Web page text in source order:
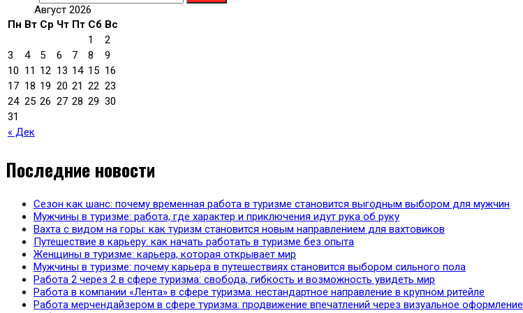
Август 2026
Пн Вт Ср Чт Пт Сб Вс
« Дек
1
2
3
4 5 6 7 8
9
10 11 12 13 14 15 16
17 18 19 20 21 22 23
24 25 26 27 28 29 30
31
Последние новости
Сезон как шанс: почему временная работа в туризме становится выгодным выбором для мужчин
Мужчины в туризме: работа, где характер и приключения идут рука об руку
Вахта с видом на горы: как туризм становится новым направлением для вахтовиков
Путешествие в карьеру: как начать работать в туризме без опыта
Женщины в туризме: карьера, которая открывает мир
Мужчины в туризме: почему карьера в путешествиях становится выбором сильного пола
Работа 2 через 2 в сфере туризма: свобода, гибкость и возможность увидеть мир
Работа в компании «Лента» в сфере туризма: нестандартное направление в крупном ритейле
Работа мерчендайзером в сфере туризма: продвижение впечатлений через визуальное оформление